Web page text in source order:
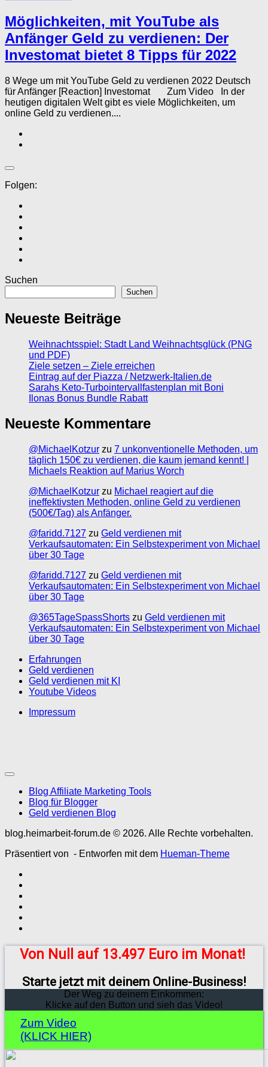
Möglichkeiten, mit YouTube als
Anfänger Geld zu verdienen: Der
Investomat bietet 8 Tipps für 2022
8 Wege um mit YouTube Geld zu verdienen 2022 Deutsch
für Anfänger [Reaction] Investomat Zum Video In der
heutigen digitalen Welt gibt es viele Möglichkeiten, um
online Geld zu verdienen....
Folgen:
Suchen
Suchen
Neueste Beiträge
Weihnachtsspiel: Stadt Land Weihnachtsglück (PNG
und PDF)
Ziele setzen – Ziele erreichen
Eintrag auf der Piazza / Netzwerk-Italien.de
Sarahs Keto-Turbointervallfastenplan mit Boni
Ilonas Bonus Bundle Rabatt
Neueste Kommentare
@MichaelKotzur zu 7 unkonventionelle Methoden, um
täglich 150€ zu verdienen, die kaum jemand kennt! |
Michaels Reaktion auf Marius Worch
@MichaelKotzur zu Michael reagiert auf die
ineffektivsten Methoden, online Geld zu verdienen
(500€/Tag) als Anfänger.
@faridd.7127 zu Geld verdienen mit
Verkaufsautomaten: Ein Selbstexperiment von Michael
über 30 Tage
@faridd.7127 zu Geld verdienen mit
Verkaufsautomaten: Ein Selbstexperiment von Michael
über 30 Tage
@365TageSpassShorts zu Geld verdienen mit
Verkaufsautomaten: Ein Selbstexperiment von Michael
über 30 Tage
Erfahrungen
Geld verdienen
Geld verdienen mit KI
Youtube Videos
Impressum
Blog Affiliate Marketing Tools
Blog für Blogger
Geld verdienen Blog
blog.heimarbeit-forum.de © 2026. Alle Rechte vorbehalten.
Präsentiert von - Entworfen mit dem Hueman-Theme
Von Null auf 13.497 Euro im Monat!
Starte jetzt mit deinem Online-Business!
Der Weg zu deinem Einkommen:
Klicke auf den Button und sieh das Video!
Zum Video
(KLICK HIER)